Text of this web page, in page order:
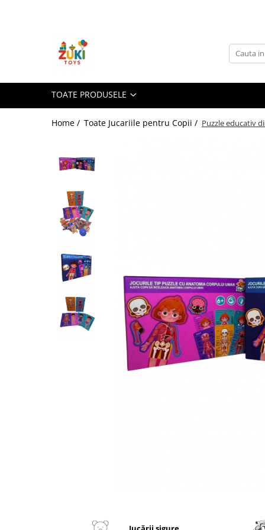
Toate Produsele
Jucarii pentru calatorii
Recomandari Zuki
Cadouri pentru Copii
Cadouri Aniversare
Cadouri dupa Buget
Cadouri sub 99 lei
Cadouri sub 149 lei
Jucarii pe Varsta Copilului
Depozitare & Organizare Jucarii
TOATE PRODUSELE
Home / Toate Jucariile pentru Copii / Puzzle educativ